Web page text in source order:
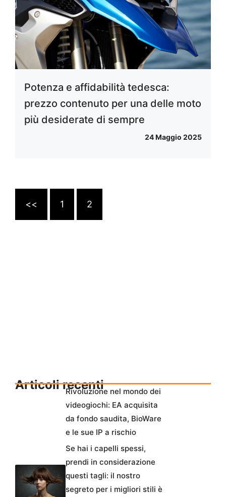
Potenza e affidabilità tedesca:
prezzo contenuto per una delle moto
più desiderate di sempre
24 Maggio 2025
<< 1 2
Articoli recentiRivoluzione nel mondo dei
videogiochi: EA acquisita
da fondo saudita, BioWare
e le sue IP a rischio
Se hai i capelli spessi,
prendi in considerazione
questi tagli: il nostro
segreto per i migliori stili è